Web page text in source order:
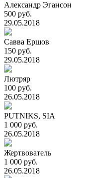
Александр Эгансон
500 руб.
29.05.2018
Савва Ершов
150 руб.
29.05.2018
Лютряр
100 руб.
26.05.2018
PUTNIKS, SIA
1 000 руб.
26.05.2018
Жертвователь
1 000 руб.
26.05.2018